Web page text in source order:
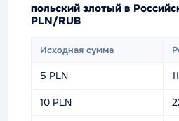
польский злотый в
PLN/RUB
Исходная сумма
5 PLN
10 PLN